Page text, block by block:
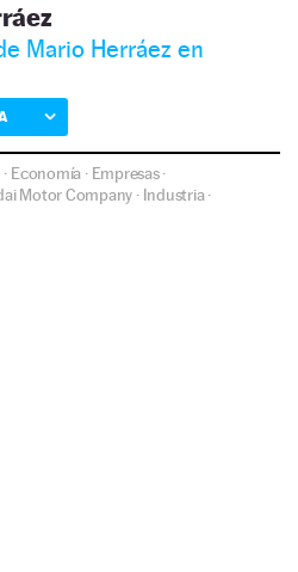
Mario Herráez en
· Economía · Empresas·
Motor Company · Industria·